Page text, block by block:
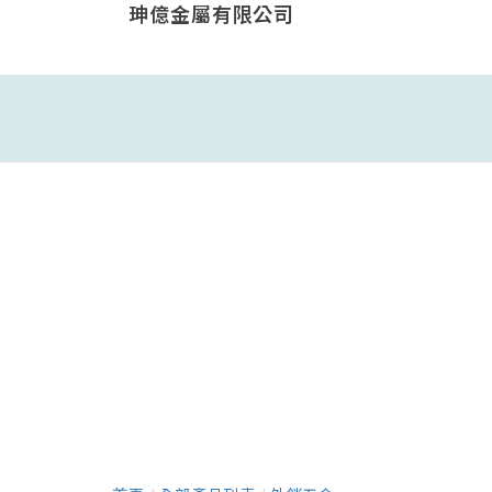
珅億金屬有限公司